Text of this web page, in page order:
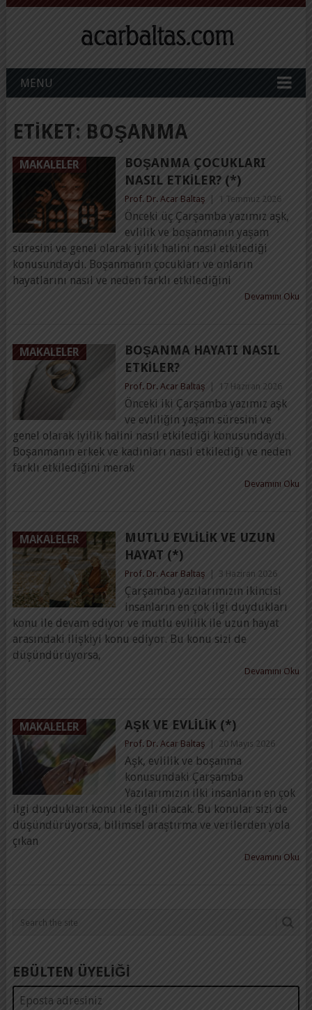
MENU
ETIKET: BOŞANMA
MAKALELER
BOŞANMA ÇOCUKLARI
NASIL ETKILER? (*)
Prof. Dr. Acar Baltaş 1 Temmuz 2026
Önceki üç Çarşamba yazımız aşk,
evlilik ve boşanmanın yaşam
süresini ve genel olarak iyilik halini nasıl etkilediği
konusundaydı. Boşanmanın çocukları ve onların
hayatlarını nasıl ve neden farklı etkilediğini
Devamını Oku
MAKALELER
BOŞANMA HAYATI NASIL
ETKILER?
Prof. Dr. Acar Baltaş 17 Haziran 2026
Önceki iki Çarşamba yazımız aşk
ve evliliğin yaşam süresini ve
genel olarak iyilik halini nasıl etkilediği konusundaydı.
Boşanmanın erkek ve kadınları nasıl etkilediği ve neden
farklı etkilediğini merak
Devamını Oku
MAKALELER
MUTLU EVLILIK VE UZUN
HAYAT (*)
Prof. Dr. Acar Baltaş 3 Haziran 2026
Çarşamba yazılarımızın ikincisi
insanların en çok ilgi duydukları
konu ile devam ediyor ve mutlu evlilik ile uzun hayat
arasındaki ilişkiyi konu ediyor. Bu konu sizi de
düşündürüyorsa,
Devamını Oku
MAKALELER AŞK VE EVLILIK (*)
Prof. Dr. Acar Baltaş 20 Mayıs 2026
Aşk, evlilik ve boşanma
konusundaki Çarşamba
Yazılarımızın ilki insanların en çok
ilgi duydukları konu ile ilgili olacak. Bu konular sizi de
düşündürüyorsa, bilimsel araştırma ve verilerden yola
çıkan
Devamını Oku
EBÜLTEN ÜYELİĞİ